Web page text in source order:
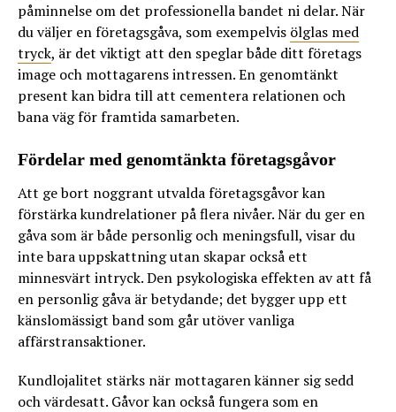
påminnelse om det professionella bandet ni delar. När
du väljer en företagsgåva, som exempelvis ölglas med
tryck, är det viktigt att den speglar både ditt företags
image och mottagarens intressen. En genomtänkt
present kan bidra till att cementera relationen och
bana väg för framtida samarbeten.
Fördelar med genomtänkta företagsgåvor
Att ge bort noggrant utvalda företagsgåvor kan
förstärka kundrelationer på flera nivåer. När du ger en
gåva som är både personlig och meningsfull, visar du
inte bara uppskattning utan skapar också ett
minnesvärt intryck. Den psykologiska effekten av att få
en personlig gåva är betydande; det bygger upp ett
känslomässigt band som går utöver vanliga
affärstransaktioner.
Kundlojalitet stärks när mottagaren känner sig sedd
och värdesatt. Gåvor kan också fungera som en